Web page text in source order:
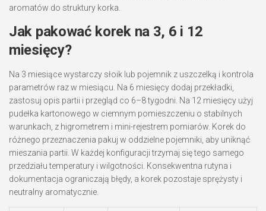
aromatów do struktury korka.
Jak pakować korek na 3, 6 i 12
miesięcy?
Na 3 miesiące wystarczy słoik lub pojemnik z uszczelką i kontrola
parametrów raz w miesiącu. Na 6 miesięcy dodaj przekładki,
zastosuj opis partii i przegląd co 6–8 tygodni. Na 12 miesięcy użyj
pudełka kartonowego w ciemnym pomieszczeniu o stabilnych
warunkach, z higrometrem i mini-rejestrem pomiarów. Korek do
różnego przeznaczenia pakuj w oddzielne pojemniki, aby uniknąć
mieszania partii. W każdej konfiguracji trzymaj się tego samego
przedziału temperatury i wilgotności. Konsekwentna rutyna i
dokumentacja ograniczają błędy, a korek pozostaje sprężysty i
neutralny aromatycznie.